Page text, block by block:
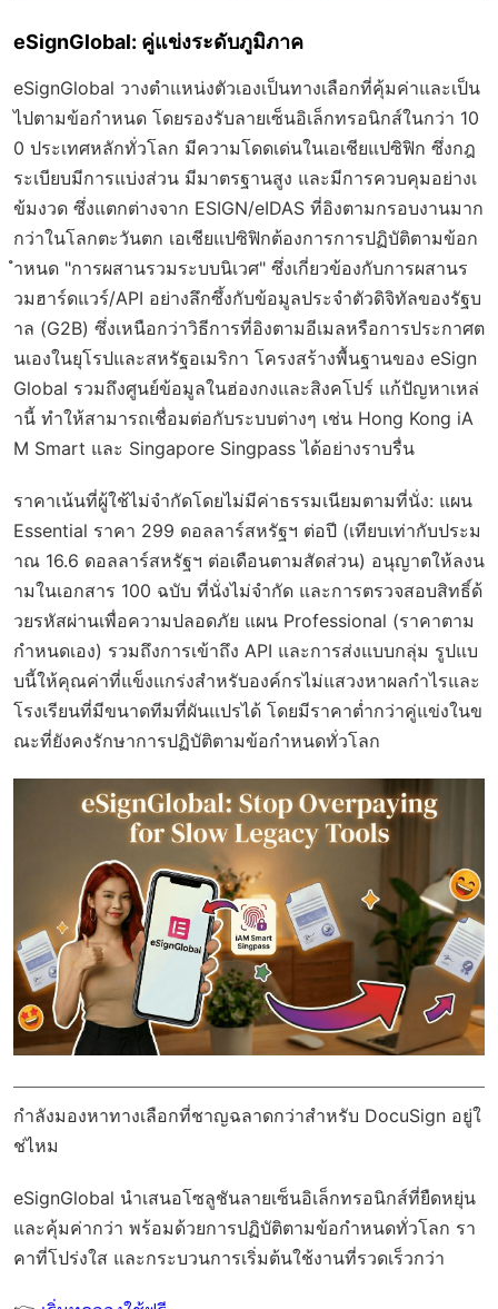
eSignGlobal: คู่แข่งระดับภูมิภาค
eSignGlobal วางตำแหน่งตัวเองเป็นทางเลือกที่คุ้มค่าและเป็น
ไปตามข้อกำหนด โดยรองรับลายเซ็นอิเล็กทรอนิกส์ในกว่า 10
0 ประเทศหลักทั่วโลก มีความโดดเด่นในเอเชียแปซิฟิก ซึ่งกฎ
ระเบียบมีการแบ่งส่วน มีมาตรฐานสูง และมีการควบคุมอย่างเ
ข้มงวด ซึ่งแตกต่างจาก ESIGN/eIDAS ที่อิงตามกรอบงานมาก
กว่าในโลกตะวันตก เอเชียแปซิฟิกต้องการการปฏิบัติตามข้อก
ำหนด "การผสานรวมระบบนิเวศ" ซึ่งเกี่ยวข้องกับการผสานร
วมฮาร์ดแวร์/API อย่างลึกซึ้งกับข้อมูลประจำตัวดิจิทัลของรัฐบ
าล (G2B) ซึ่งเหนือกว่าวิธีการที่อิงตามอีเมลหรือการประกาศต
นเองในยุโรปและสหรัฐอเมริกา โครงสร้างพื้นฐานของ eSign
Global รวมถึงศูนย์ข้อมูลในฮ่องกงและสิงคโปร์ แก้ปัญหาเหล่
านี้ ทำให้สามารถเชื่อมต่อกับระบบต่างๆ เช่น Hong Kong iA
M Smart และ Singapore Singpass ได้อย่างราบรื่น
ราคาเน้นที่ผู้ใช้ไม่จำกัดโดยไม่มีค่าธรรมเนียมตามที่นั่ง: แผน
Essential ราคา 299 ดอลลาร์สหรัฐฯ ต่อปี (เทียบเท่ากับประม
าณ 16.6 ดอลลาร์สหรัฐฯ ต่อเดือนตามสัดส่วน) อนุญาตให้ลงน
ามในเอกสาร 100 ฉบับ ที่นั่งไม่จำกัด และการตรวจสอบสิทธิ์ด้
วยรหัสผ่านเพื่อความปลอดภัย แผน Professional (ราคาตาม
กำหนดเอง) รวมถึงการเข้าถึง API และการส่งแบบกลุ่ม รูปแบ
บนี้ให้คุณค่าที่แข็งแกร่งสำหรับองค์กรไม่แสวงหาผลกำไรและ
โรงเรียนที่มีขนาดทีมที่ผันแปรได้ โดยมีราคาต่ำกว่าคู่แข่งในข
ณะที่ยังคงรักษาการปฏิบัติตามข้อกำหนดทั่วโลก
กำลังมองหาทางเลือกที่ชาญฉลาดกว่าสำหรับ DocuSign อยู่ใ
ช่ไหม
eSignGlobal นำเสนอโซลูชันลายเซ็นอิเล็กทรอนิกส์ที่ยืดหยุ่น
และคุ้มค่ากว่า พร้อมด้วยการปฏิบัติตามข้อกำหนดทั่วโลก รา
คาที่โปร่งใส และกระบวนการเริ่มต้นใช้งานที่รวดเร็วกว่า